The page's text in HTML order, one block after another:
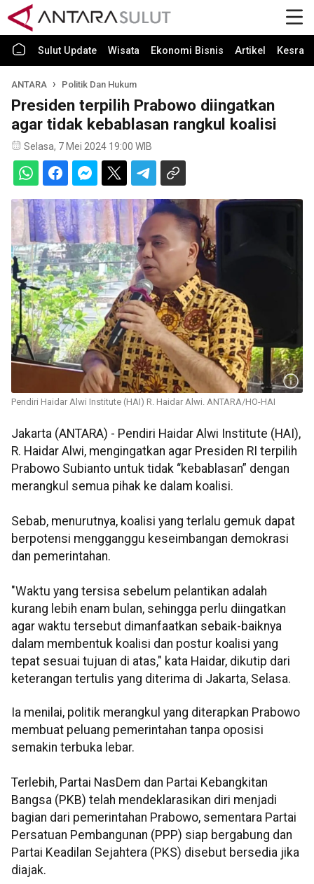
Sulut Update Wisata Ekonomi Bisnis Artikel Kesra
ANTARA Politik Dan Hukum
Presiden terpilih Prabowo diingatkan
agar tidak kebablasan rangkul koalisi
Selasa, 7 Mei 2024 19:00 WIB
Pendiri Haidar Alwi Institute (HAI) R. Haidar Alwi. ANTARA/HO-HAI
Jakarta (ANTARA) - Pendiri Haidar Alwi Institute (HAI),
R. Haidar Alwi, mengingatkan agar Presiden RI terpilih
Prabowo Subianto untuk tidak “kebablasan” dengan
merangkul semua pihak ke dalam koalisi.
Sebab, menurutnya, koalisi yang terlalu gemuk dapat
berpotensi mengganggu keseimbangan demokrasi
dan pemerintahan.
"Waktu yang tersisa sebelum pelantikan adalah
kurang lebih enam bulan, sehingga perlu diingatkan
agar waktu tersebut dimanfaatkan sebaik-baiknya
dalam membentuk koalisi dan postur koalisi yang
tepat sesuai tujuan di atas," kata Haidar, dikutip dari
keterangan tertulis yang diterima di Jakarta, Selasa.
Ia menilai, politik merangkul yang diterapkan Prabowo
membuat peluang pemerintahan tanpa oposisi
semakin terbuka lebar.
Terlebih, Partai NasDem dan Partai Kebangkitan
Bangsa (PKB) telah mendeklarasikan diri menjadi
bagian dari pemerintahan Prabowo, sementara Partai
Persatuan Pembangunan (PPP) siap bergabung dan
Partai Keadilan Sejahtera (PKS) disebut bersedia jika
diajak.